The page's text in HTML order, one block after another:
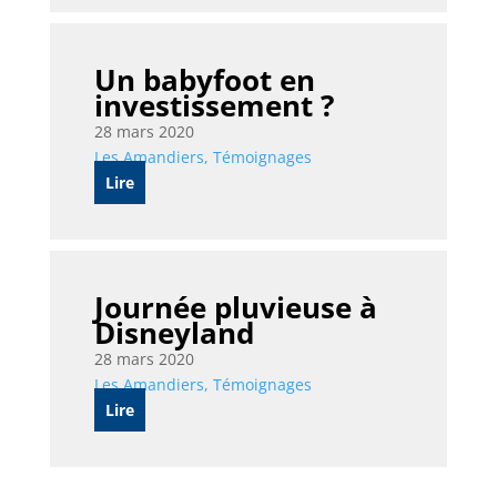
Un babyfoot en
investissement ?
28 mars 2020
Les Amandiers, Témoignages
Lire
Journée pluvieuse à
Disneyland
28 mars 2020
Les Amandiers, Témoignages
Lire